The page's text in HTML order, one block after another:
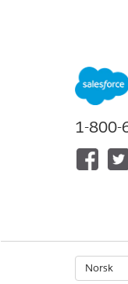
1-800-
Norsk